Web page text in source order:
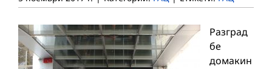
Разград
бе
домакин